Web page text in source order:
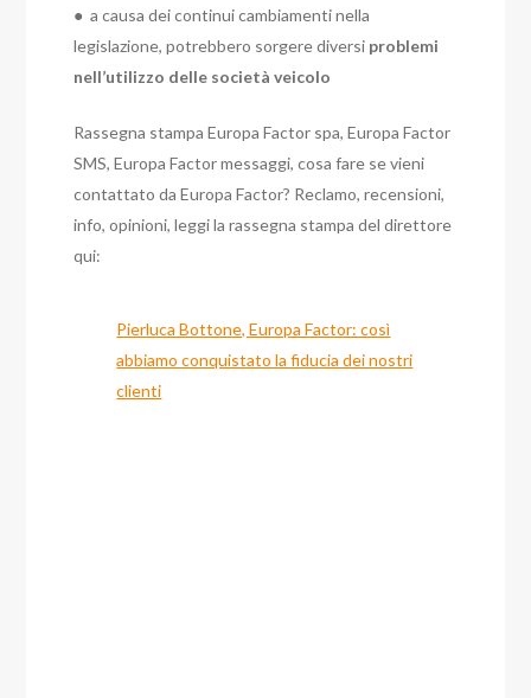
● a causa dei continui cambiamenti nella
legislazione, potrebbero sorgere diversi problemi
nell’utilizzo delle società veicolo
Rassegna stampa Europa Factor spa, Europa Factor
SMS, Europa Factor messaggi, cosa fare se vieni
contattato da Europa Factor? Reclamo, recensioni,
info, opinioni, leggi la rassegna stampa del direttore
qui:
Pierluca Bottone, Europa Factor: così
abbiamo conquistato la fiducia dei nostri
clienti